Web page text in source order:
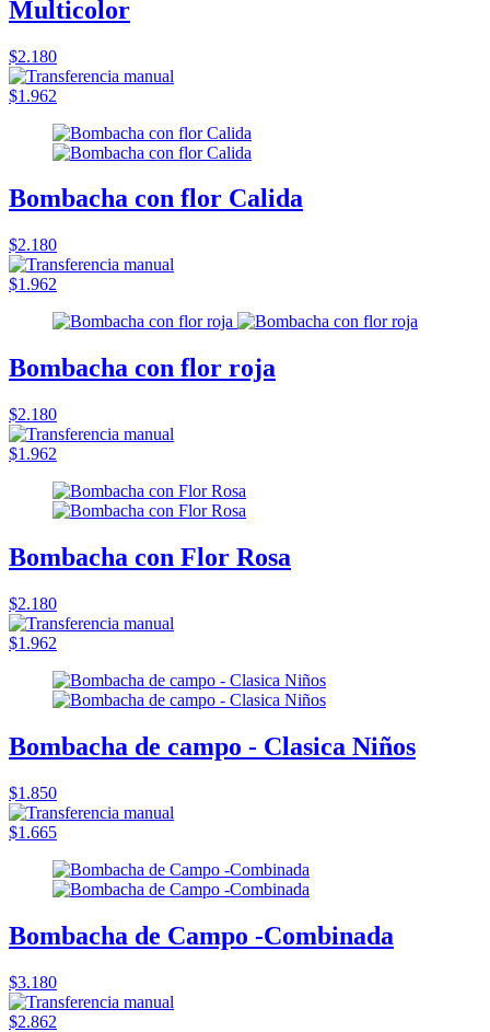
Multicolor
$2.180
$1.962
Bombacha con flor Calida
$2.180
$1.962
Bombacha con flor roja
$2.180
$1.962
Bombacha con Flor Rosa
$2.180
$1.962
Bombacha de campo - Clasica Niños
$1.850
$1.665
Bombacha de Campo -Combinada
$3.180
$2.862